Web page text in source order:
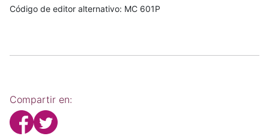
Código de editor alternativo: MC 601P
Compartir en: